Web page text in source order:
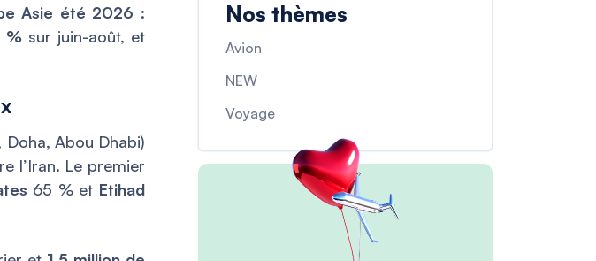
Asie été 2026 :
%sur juin-août, et
Abou Dhabi)
l’Iran. Le premier
65 % et Etihad
Nos thèmes
Avion
NEW
Voyage